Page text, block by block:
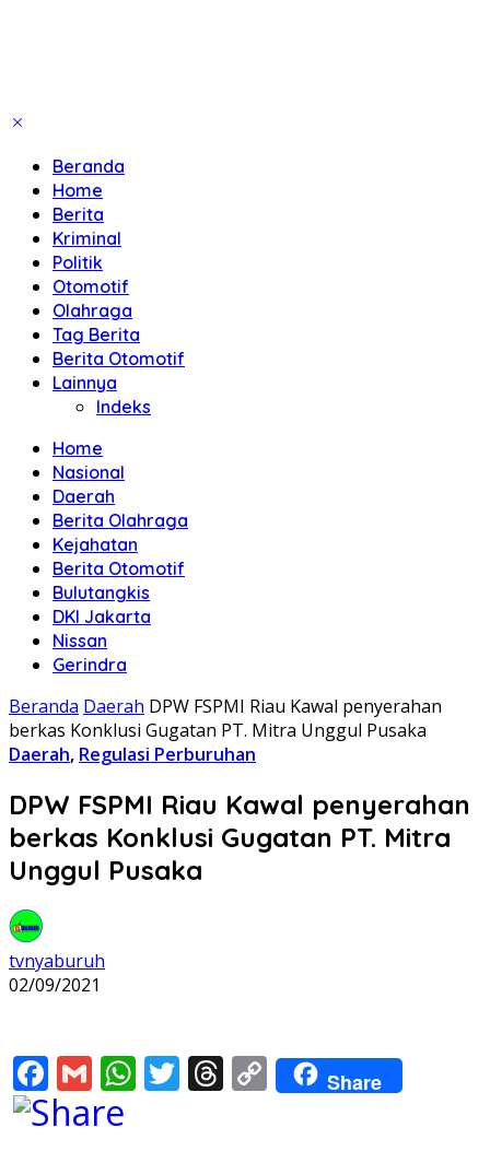
Beranda
Home
Berita
Kriminal
Politik
Otomotif
Olahraga
Tag Berita
Berita Otomotif
Lainnya
Indeks
Home
Nasional
Daerah
Berita Olahraga
Kejahatan
Berita Otomotif
Bulutangkis
DKI Jakarta
Nissan
Gerindra
Beranda Daerah DPW FSPMI Riau Kawal penyerahan
berkas Konklusi Gugatan PT. Mitra Unggul Pusaka
Daerah, Regulasi Perburuhan
DPW FSPMI Riau Kawal penyerahan
berkas Konklusi Gugatan PT. Mitra
Unggul Pusaka
tvnyaburuh
02/09/2021
Facebook
GmailWhatsApp
Twitter
Threads
Copy
Link
Share